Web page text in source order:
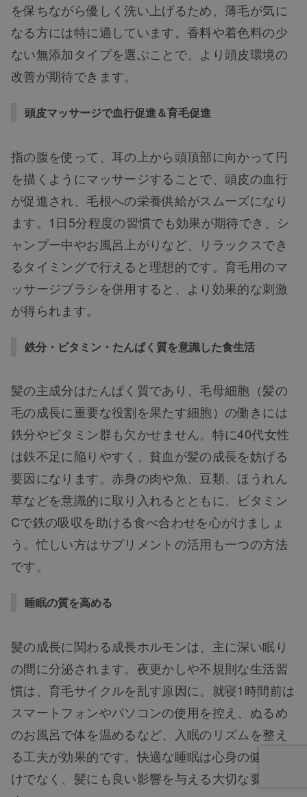
を保ちながら優しく洗い上げるため、薄毛が気に
なる方には特に適しています。香料や着色料の少
ない無添加タイプを選ぶことで、より頭皮環境の
改善が期待できます。
頭皮マッサージで血行促進＆育毛促進
指の腹を使って、耳の上から頭頂部に向かって円
を描くようにマッサージすることで、頭皮の血行
が促進され、毛根への栄養供給がスムーズになり
ます。1日5分程度の習慣でも効果が期待でき、シ
ャンプー中やお風呂上がりなど、リラックスでき
るタイミングで行えると理想的です。育毛用のマ
ッサージブラシを併用すると、より効果的な刺激
が得られます。
鉄分・ビタミン・たんぱく質を意識した食生活
髪の主成分はたんぱく質であり、毛母細胞（髪の
毛の成長に重要な役割を果たす細胞）の働きには
鉄分やビタミン群も欠かせません。特に40代女性
は鉄不足に陥りやすく、貧血が髪の成長を妨げる
要因になります。赤身の肉や魚、豆類、ほうれん
草などを意識的に取り入れるとともに、ビタミン
Cで鉄の吸収を助ける食べ合わせを心がけましょ
う。忙しい方はサプリメントの活用も一つの方法
です。
睡眠の質を高める
髪の成長に関わる成長ホルモンは、主に深い眠り
の間に分泌されます。夜更かしや不規則な生活習
慣は、育毛サイクルを乱す原因に。就寝1時間前は
スマートフォンやパソコンの使用を控え、ぬるめ
のお風呂で体を温めるなど、入眠のリズムを整え
る工夫が効果的です。快適な睡眠は心身の健康だ
けでなく、髪にも良い影響を与える大切な要素で